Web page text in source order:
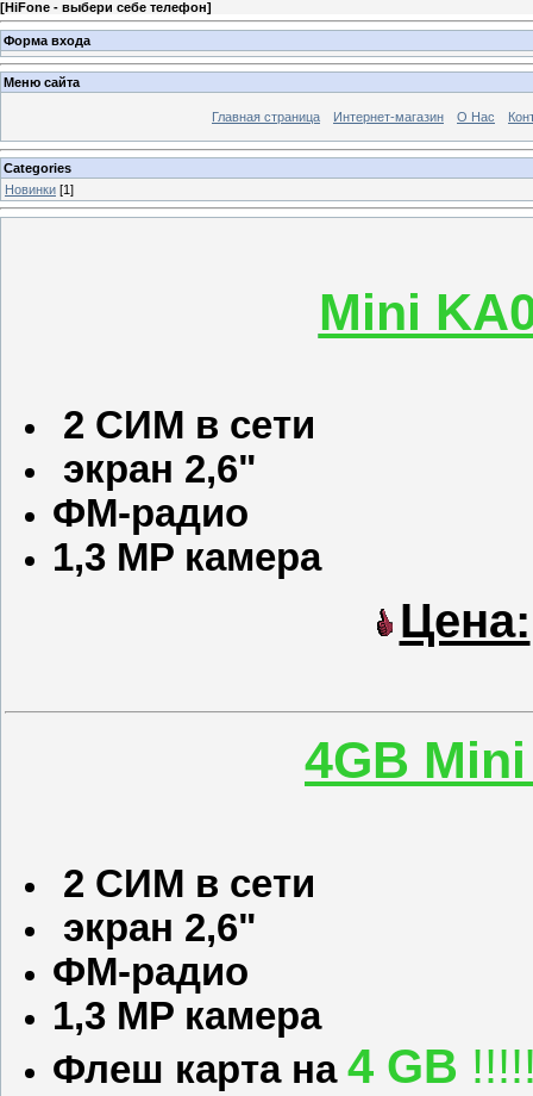
[HiFone - выбери себе телефон]
Форма входа
Меню сайта
Главная страница Интернет-магазин О Нас
Categories
Новинки [1]
Mini
2 СИМ в сети
экран 2,6"
ФМ-радио
1,3 MP камера
Цена:
4GB
2 СИМ в сети
экран 2,6"
ФМ-радио
1,3 MP камера
Флеш карта на 4 GB